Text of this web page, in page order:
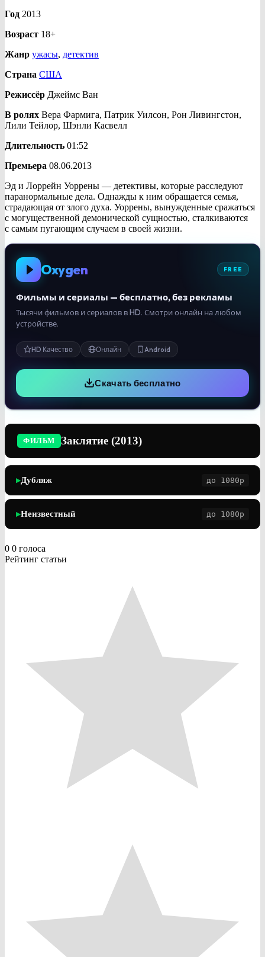
Год 2013
Возраст 18+
Жанр ужасы, детектив
Страна США
Режиссёр Джеймс Ван
В ролях Вера Фармига, Патрик Уилсон, Рон Ливингстон,
Лили Тейлор, Шэнли Касвелл
Длительность 01:52
Премьера 08.06.2013
Эд и Лоррейн Уоррены — детективы, которые расследуют
паранормальные дела. Однажды к ним обращается семья,
страдающая от злого духа. Уоррены, вынужденные сражаться
с могущественной демонической сущностью, сталкиваются
с самым пугающим случаем в своей жизни.
Oxygen FREE
Фильмы и сериалы — бесплатно, без рекламы
Тысячи фильмов и сериалов в HD. Смотри онлайн на любом
устройстве.
HD Качество Онлайн Android
Скачать бесплатно
ФИЛЬМ Заклятие (2013)
▶Дубляж до 1080p
▶Неизвестный до 1080p
0 0 голоса
Рейтинг статьи